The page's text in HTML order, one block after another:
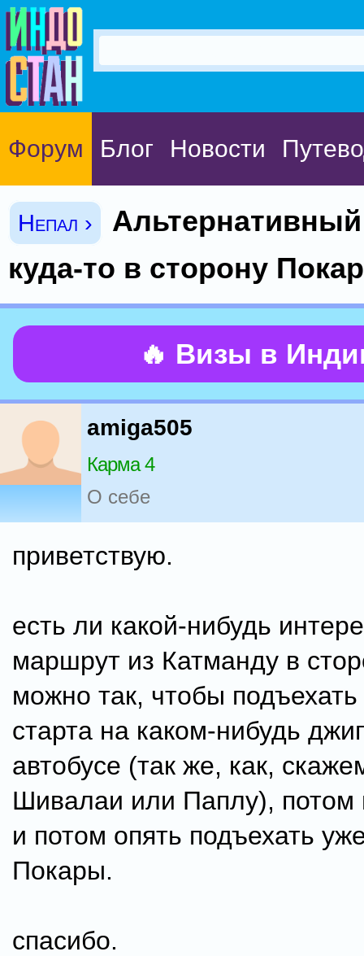
Форум Блог Новости
Непал ›
Альтернативный
куда-то в сторону
🔥 Визы в
amiga505
Карма 4
О себе
приветствую.
есть ли какой-нибудь
маршрут из Катманду в
можно так, чтобы подъехать
старта на каком-нибудь
автобусе (так же, как,
Шивалаи или Паплу), потом
и потом опять подъехать
Покары.
спасибо.